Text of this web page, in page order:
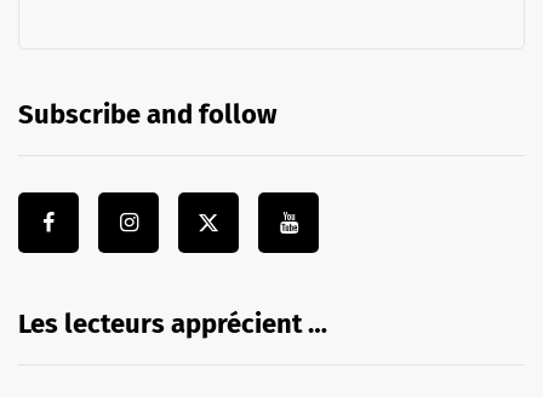
Subscribe and follow
Les lecteurs apprécient …